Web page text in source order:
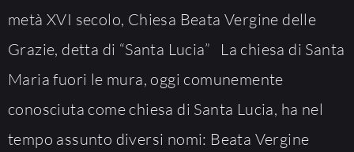
metà XVI secolo, Chiesa Beata Vergine delle
Grazie, detta di “Santa Lucia” La chiesa di Santa
Maria fuori le mura, oggi comunemente
conosciuta come chiesa di Santa Lucia, ha nel
tempo assunto diversi nomi: Beata Vergine